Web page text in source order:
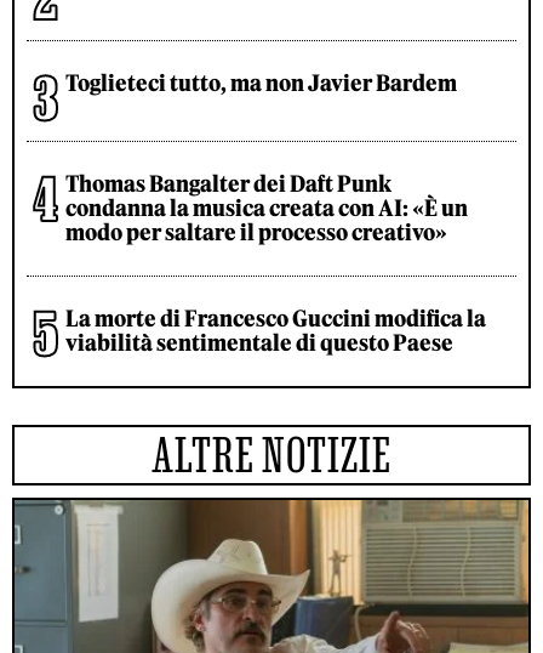
Toglieteci tutto, ma non Javier Bardem
Thomas Bangalter dei Daft Punk
condanna la musica creata con AI: «È un
modo per saltare il processo creativo»
La morte di Francesco Guccini modifica la
viabilità sentimentale di questo Paese
ALTRE NOTIZIE